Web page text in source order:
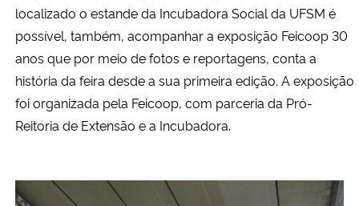
localizado o estande da Incubadora Social da UFSM é
possível, também, acompanhar a exposição Feicoop 30
anos que por meio de fotos e reportagens, conta a
história da feira desde a sua primeira edição. A exposição
foi organizada pela Feicoop, com parceria da Pró-
Reitoria de Extensão e a Incubadora.